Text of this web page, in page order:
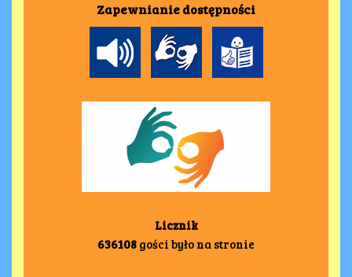
Zapewnianie dostępności
Licznik
636108 gości było na stronie